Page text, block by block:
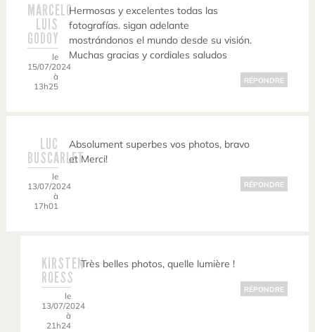
MARCELO
LUIS
GODOY
le
15/07/2024
à
13h25
Hermosas y excelentes todas las
fotografías. sigan adelante
mostrándonos el mundo desde su visión.
Muchas gracias y cordiales saludos
RÉPONDRE
LUC
BUSCARLET
le
13/07/2024
à
17h01
Absolument superbes vos photos, bravo
et Merci!
RÉPONDRE
KIRSTEN
ROESS
le
13/07/2024
à
21h24
Très belles photos, quelle lumière !
RÉPONDRE